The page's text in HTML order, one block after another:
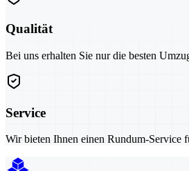
Qualität
Bei uns erhalten Sie nur die besten
Service
Wir bieten Ihnen einen Rundum-Service